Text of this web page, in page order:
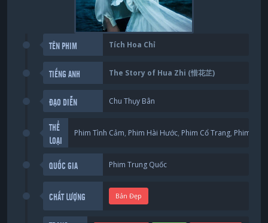
TÊN PHIM Tích Hoa Chỉ
TIẾNG ANH The Story of Hua Zhi (惜花芷)
ĐẠO DIỄN Chu Thụy Bân
THỂ
LOẠI
Phim Tình Cảm, Phim Hài Hước, Phim Cổ Trang, Phim
QUỐC GIA Phim Trung Quốc
CHẤT LƯỢNG Bản Đẹp